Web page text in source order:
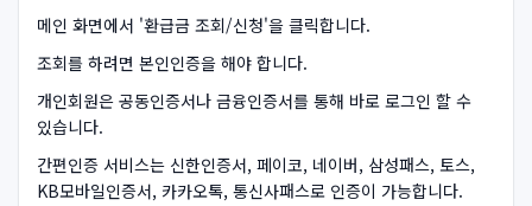
메인 화면에서 '환급금 조회/신청'을 클릭합니다.
조회를 하려면 본인인증을 해야 합니다.
개인회원은 공동인증서나 금융인증서를 통해 바로 로그인 할 수
있습니다.
간편인증 서비스는 신한인증서, 페이코, 네이버, 삼성패스, 토스,
KB모바일인증서, 카카오톡, 통신사패스로 인증이 가능합니다.